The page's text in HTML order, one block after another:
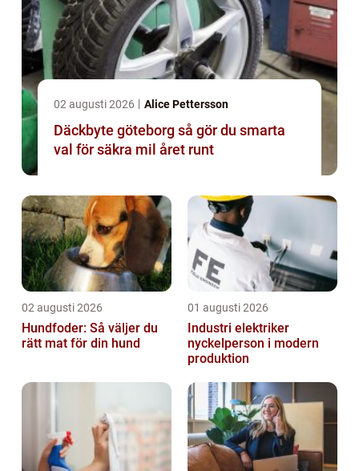
02 augusti 2026 Alice Pettersson
Däckbyte göteborg så gör du smarta
val för säkra mil året runt
02 augusti 2026
Hundfoder: Så väljer du
rätt mat för din hund
01 augusti 2026
Industri elektriker
nyckelperson i modern
produktion